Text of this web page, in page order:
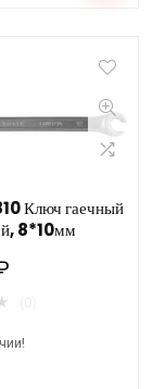
Ключ гаечный
8*10мм